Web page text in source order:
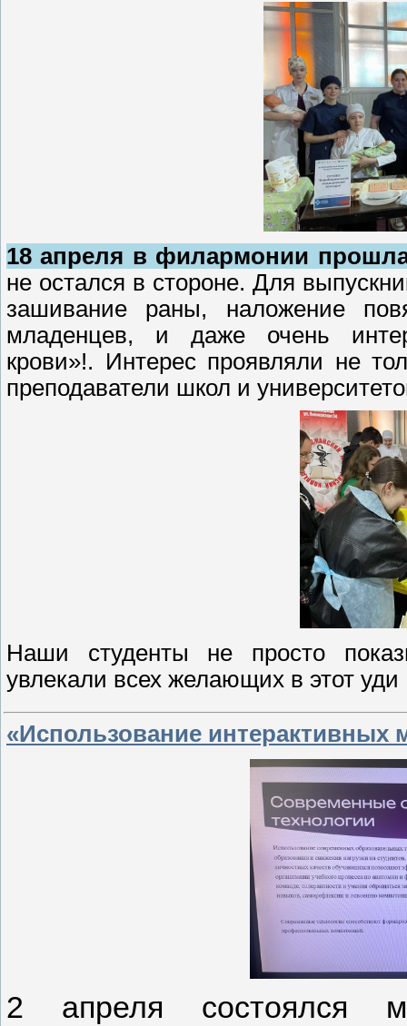
18 апреля в филармонии
не остался в стороне. Для
зашивание раны, наложение
младенцев, и даже очень
крови»!. Интерес проявляли не
преподаватели школ и
Наши студенты не просто
увлекали всех желающих в этот уди
«Использование интерактивных
2 апреля состоялся